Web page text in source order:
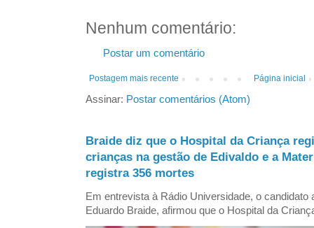
Nenhum comentário:
Postar um comentário
Postagem mais recente Página inicial
Assinar: Postar comentários (Atom)
Braide diz que o Hospital da Criança
crianças na gestão de Edivaldo e a
registra 356 mortes
Em entrevista à Rádio Universidade, o candidato
Eduardo Braide, afirmou que o Hospital da